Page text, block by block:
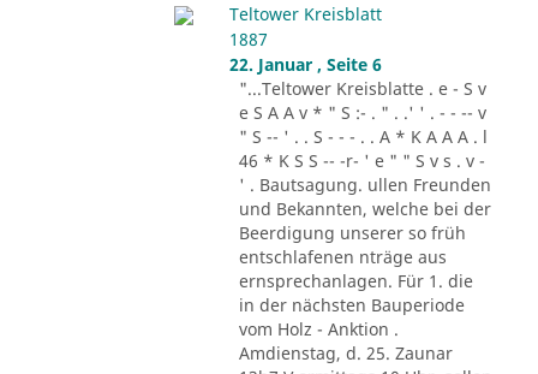
Teltower Kreisblatt
1887
22. Januar , Seite 6
"...Teltower Kreisblatte . e - S v
e S A A v * " S :- . " . .' ' . - - -- v
" S -- ' . . S - - - . . A * K A A A . l
46 * K S S -- -r- ' e " " S v s . v -
' . Bautsagung. ullen Freunden
und Bekannten, welche bei der
Beerdigung unserer so früh
entschlafenen nträge aus
ernsprechanlagen. Für 1. die
in der nächsten Bauperiode
vom Holz - Anktion .
Amdienstag, d. 25. Zaunar